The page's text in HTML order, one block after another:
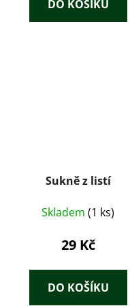
DO KOŠÍKU
Sukně z listí
Skladem (1 ks)
29 Kč
DO KOŠÍKU